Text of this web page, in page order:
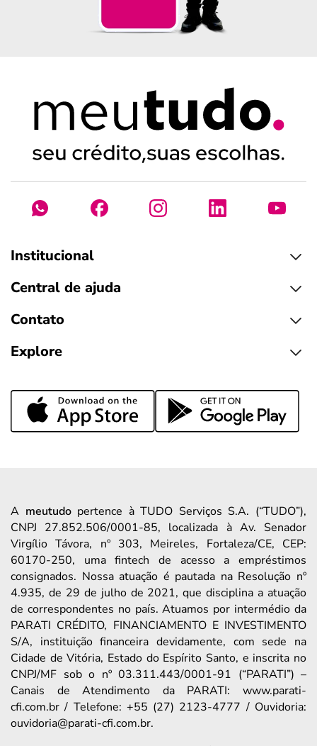
Institucional
Central de ajuda
Contato
Explore
A meutudopertence à TUDO Serviços S.A. (“TUDO”),
CNPJ 27.852.506/0001-85, localizada à Av. Senador
Virgílio Távora, nº 303, Meireles, Fortaleza/CE, CEP:
60170-250, uma fintech de acesso a empréstimos
consignados. Nossa atuação é pautada na Resolução nº
4.935, de 29 de julho de 2021, que disciplina a atuação
de correspondentes no país. Atuamos por intermédio da
PARATI CRÉDITO, FINANCIAMENTO E INVESTIMENTO
S/A, instituição financeira devidamente, com sede na
Cidade de Vitória, Estado do Espírito Santo, e inscrita no
CNPJ/MF sob o nº 03.311.443/0001-91 (“PARATI”) –
Canais de Atendimento da PARATI: www.parati-
cfi.com.br / Telefone: +55 (27) 2123-4777 / Ouvidoria:
ouvidoria@parati-cfi.com.br.